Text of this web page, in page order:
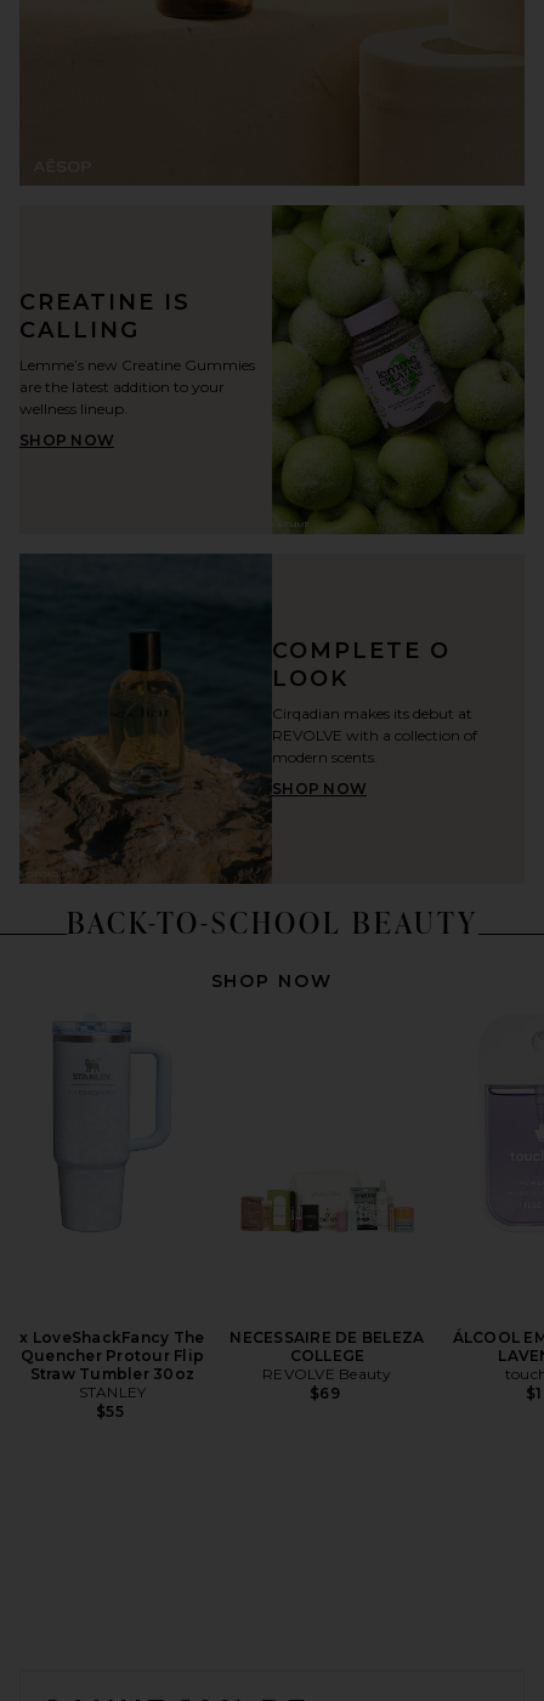
CREATINE IS
CALLING
Lemme’s new Creatine Gummies
are the latest addition to your
wellness lineup.
SHOP NOW
COMPLETE O
LOOK
Cirqadian makes its debut at
REVOLVE with a collection of
modern scents.
SHOP NOW
BACK-TO-SCHOOL BEAUTY
SHOP NOW
x LoveShackFancy The
Quencher Protour Flip
Straw Tumbler 30oz
STANLEY
$55
NECESSAIRE DE BELEZA
COLLEGE
REVOLVE Beauty
$69
ÁLCOOL